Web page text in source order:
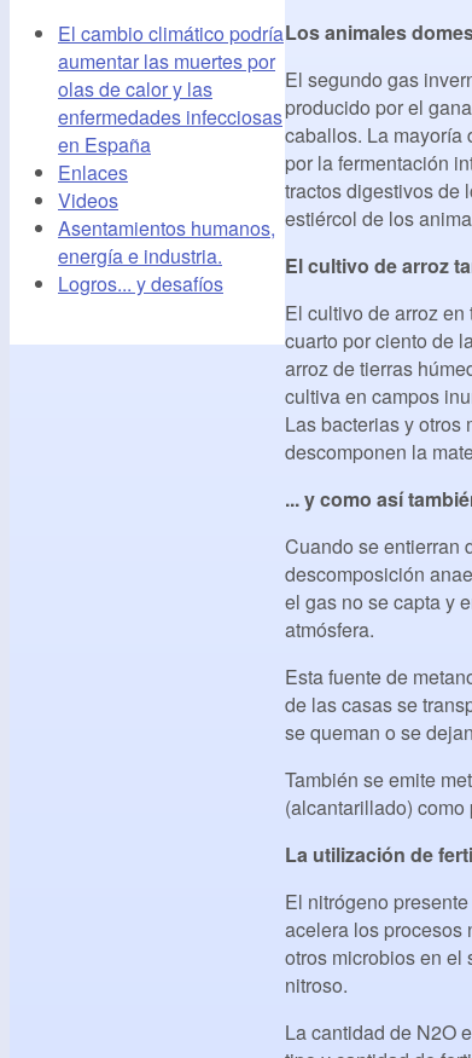
Los animales
El segundo gas
producido por el
caballos. La mayoría
por la fermentación
tractos digestivos de
estiércol de los
El cultivo de arroz
El cultivo de arroz
cuarto por ciento de
arroz de tierras
cultiva en campos
Las bacterias y otros
descomponen la
... y como así
Cuando se entierran
descomposición
el gas no se capta y
atmósfera.
Esta fuente de
de las casas se
se queman o se
También se emite
(alcantarillado)
La utilización de
El nitrógeno
acelera los procesos
otros microbios en el
nitroso.
La cantidad de N2O
El cambio climático podría
aumentar las muertes por
olas de calor y las
enfermedades infecciosas
en España
Enlaces
Videos
Asentamientos humanos,
energía e industria.
Logros... y desafíos